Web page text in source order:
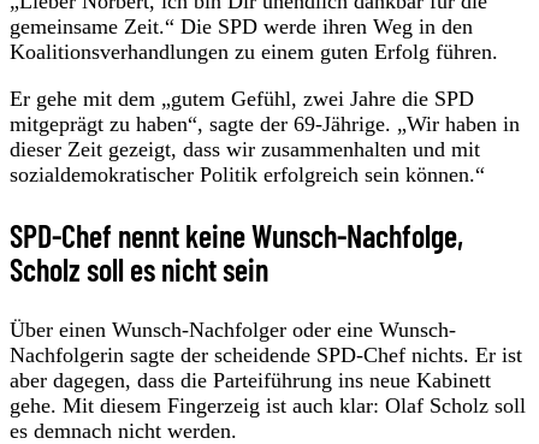
gemeinsame Zeit.“ Die SPD werde ihren Weg in den
Koalitionsverhandlungen zu einem guten Erfolg führen.
Er gehe mit dem „gutem Gefühl, zwei Jahre die SPD
mitgeprägt zu haben“, sagte der 69-Jährige. „Wir haben in
dieser Zeit gezeigt, dass wir zusammenhalten und mit
sozialdemokratischer Politik erfolgreich sein können.“
SPD-Chef nennt keine Wunsch-Nachfolge,
Scholz soll es nicht sein
Über einen Wunsch-Nachfolger oder eine Wunsch-
Nachfolgerin sagte der scheidende SPD-Chef nichts. Er ist
aber dagegen, dass die Parteiführung ins neue Kabinett
gehe. Mit diesem Fingerzeig ist auch klar: Olaf Scholz soll
es demnach nicht werden.